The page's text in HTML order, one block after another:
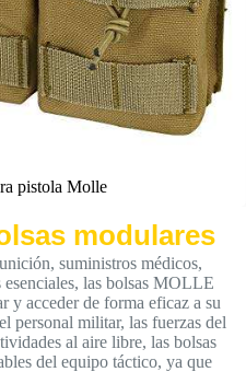
modulares
suministros médicos,
esenciales, las bolsas MOLLE
y acceder de forma eficaz a su
personal militar, las fuerzas del
al aire libre, las bolsas
del equipo táctico, ya que
pistola Molle